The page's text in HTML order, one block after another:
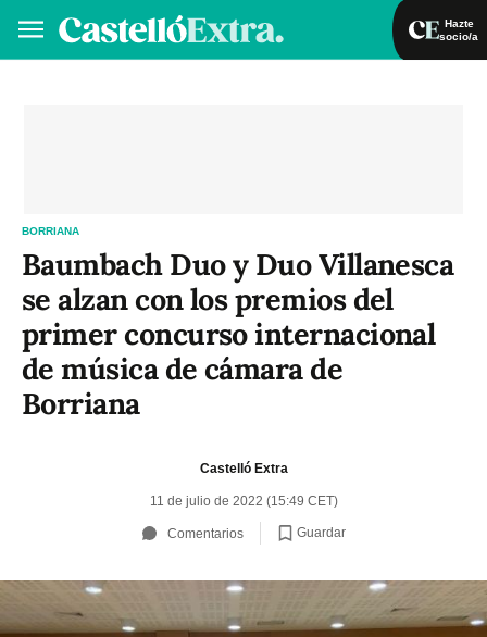
Hazte
socio/a
BORRIANA
Baumbach Duo y Duo Villanesca
se alzan con los premios del
primer concurso internacional
de música de cámara de
Borriana
Castelló Extra
11 de julio de 2022 (15:49 CET)
Comentarios Guardar